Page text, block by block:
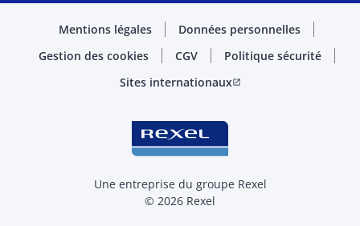
Mentions légales
Données personnelles
Gestion des cookies
CGV
Politique sécurité
Sites internationauxopen_in_new
Une entreprise du groupe Rexel
© 2026 Rexel